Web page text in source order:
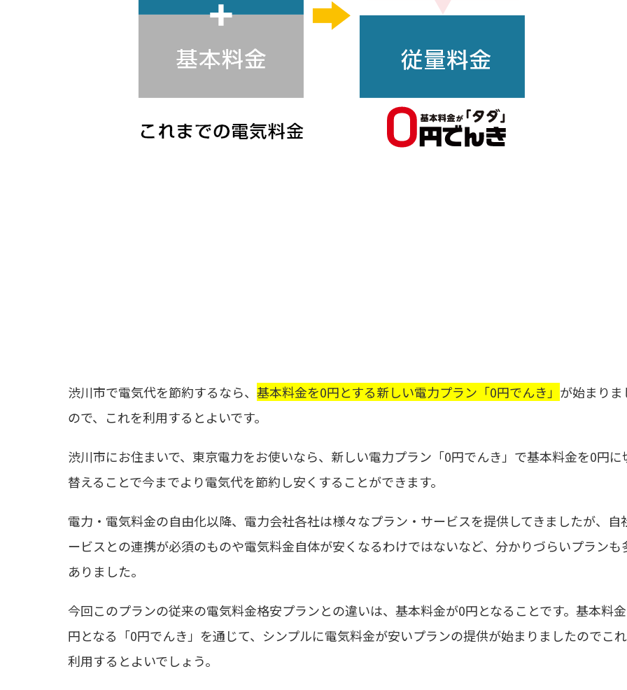
渋川市で電気代を節約するなら、 基本料金を0円とする新しい電力プラン「0円でんき」 が始まりま
ので、これを利用するとよいです。
渋川市にお住まいで、東京電力をお使いなら、新しい電力プラン「0円でんき」で基本料金を0円に
替えることで今までより電気代を節約し安くすることができます。
電力・電気料金の自由化以降、電力会社各社は様々なプラン・サービスを提供してきましたが、自
ービスとの連携が必須のものや電気料金自体が安くなるわけではないなど、分かりづらいプランも
ありました。
今回このプランの従来の電気料金格安プランとの違いは、基本料金が0円となることです。基本料
円となる「0円でんき」を通じて、シンプルに電気料金が安いプランの提供が始まりましたのでこ
利用するとよいでしょう。